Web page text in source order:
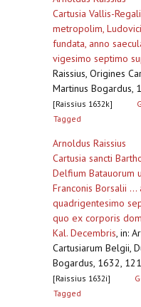
Cartusia Vallis-
metropolim,
fundata, anno
vigesimo septimo
Raissius, Origines
Martinus Bogardus,
[Raissius 1632k]
Tagged
Arnoldus Raissius
Cartusia sancti
Delfium Batauorum
Franconis Borsalii
quadrigentesimo
quo ex corporis
Kal. Decembris, in:
Cartusiarum Belgii,
Bogardus, 1632,
[Raissius 1632i]
Tagged